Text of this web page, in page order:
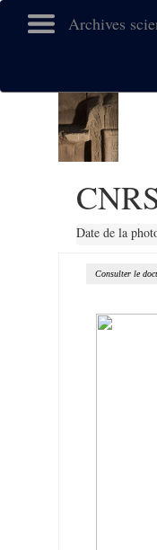
Archives
Date de la
Consulter le